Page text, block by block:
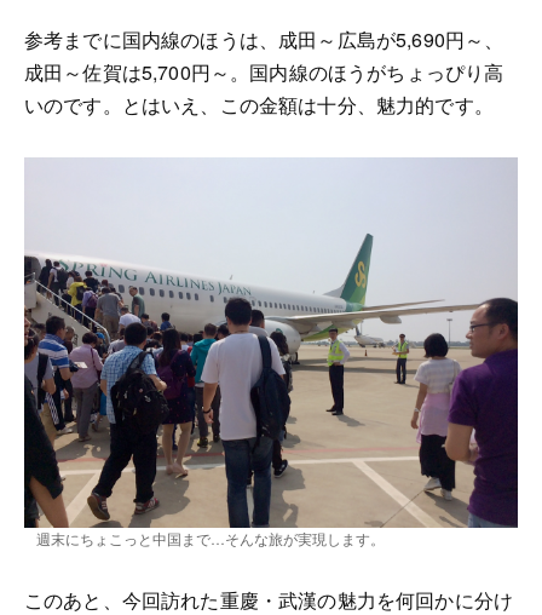
参考までに国内線のほうは、成田～広島が5,690円～、
成田～佐賀は5,700円～。国内線のほうがちょっぴり高
いのです。とはいえ、この金額は十分、魅力的です。
週末にちょこっと中国まで…そんな旅が実現します。
このあと、今回訪れた重慶・武漢の魅力を何回かに分け